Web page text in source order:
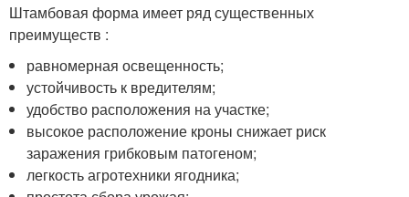
Штамбовая форма имеет ряд существенных
преимуществ :
равномерная освещенность;
устойчивость к вредителям;
удобство расположения на участке;
высокое расположение кроны снижает риск
заражения грибковым патогеном;
легкость агротехники ягодника;